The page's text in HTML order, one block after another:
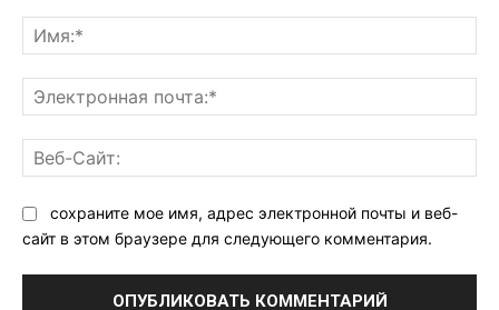
сохраните мое имя, адрес электронной почты и веб-
сайт в этом браузере для следующего комментария.